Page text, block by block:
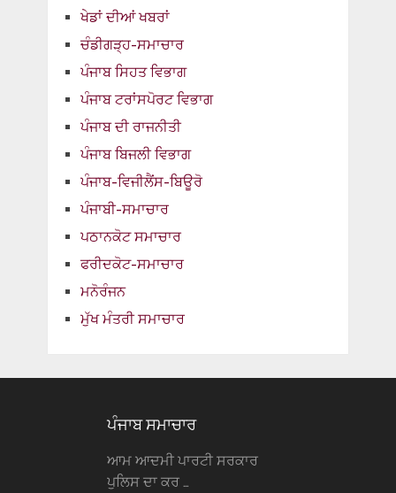
ਖੇਡਾਂ ਦੀਆਂ ਖਬਰਾਂ
ਚੰਡੀਗੜ੍ਹ-ਸਮਾਚਾਰ
ਪੰਜਾਬ ਸਿਹਤ ਵਿਭਾਗ
ਪੰਜਾਬ ਟਰਾਂਸਪੋਰਟ ਵਿਭਾਗ
ਪੰਜਾਬ ਦੀ ਰਾਜਨੀਤੀ
ਪੰਜਾਬ ਬਿਜਲੀ ਵਿਭਾਗ
ਪੰਜਾਬ-ਵਿਜੀਲੈਂਸ-ਬਿਊਰੋ
ਪੰਜਾਬੀ-ਸਮਾਚਾਰ
ਪਠਾਨਕੋਟ ਸਮਾਚਾਰ
ਫਰੀਦਕੋਟ-ਸਮਾਚਾਰ
ਮਨੋਰੰਜਨ
ਮੁੱਖ ਮੰਤਰੀ ਸਮਾਚਾਰ
ਪੰਜਾਬ ਸਮਾਚਾਰ
ਆਮ ਆਦਮੀ ਪਾਰਟੀ ਸਰਕਾਰ
ਪੁਲਿਸ ਦਾ ਕਰ …